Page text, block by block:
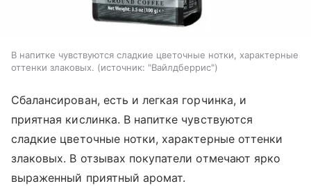
В напитке чувствуются сладкие цветочные нотки, характерные
оттенки злаковых.
источник: "Вайлдберрис"
Сбалансирован, есть и легкая горчинка, и
приятная кислинка. В напитке чувствуются
сладкие цветочные нотки, характерные оттенки
злаковых. В отзывах покупатели отмечают ярко
выраженный приятный аромат.